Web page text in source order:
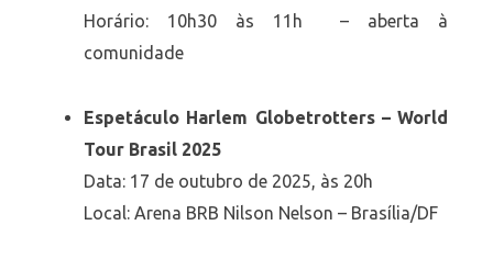
Horário: 10h30 às 11h – aberta à
comunidade
Espetáculo Harlem Globetrotters – World
Tour Brasil 2025
Data: 17 de outubro de 2025, às 20h
Local: Arena BRB Nilson Nelson – Brasília/DF